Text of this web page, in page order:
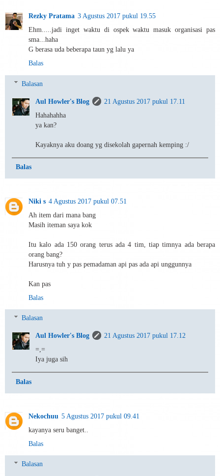
Rezky Pratama 3 Agustus 2017 pukul 19.55
Ehm.....jadi inget waktu di ospek waktu masuk organisasi pas
sma...haha
G berasa uda beberapa taun yg lalu ya
Balas
Balasan
Aul Howler's Blog
21 Agustus 2017 pukul 17.11
Hahahahha
ya kan?
Kayaknya aku doang yg disekolah gapernah kemping :/
Balas
Niki s 4 Agustus 2017 pukul 07.51
Ah item dari mana bang
Masih iteman saya kok
Itu kalo ada 150 orang terus ada 4 tim, tiap timnya ada berapa
orang bang?
Harusnya tuh y pas pemadaman api pas ada api unggunnya
Kan pas
Balas
Balasan
Aul Howler's Blog
21 Agustus 2017 pukul 17.12
=,=
Iya juga sih
Balas
Nekochuu 5 Agustus 2017 pukul 09.41
kayanya seru banget..
Balas
Balasan